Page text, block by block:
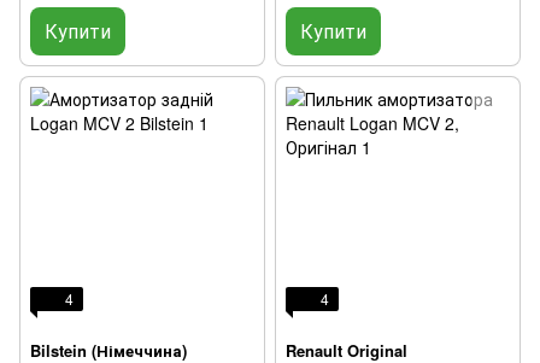
Купити Купити
4
Bilstein (Німеччина)
4
Renault Original